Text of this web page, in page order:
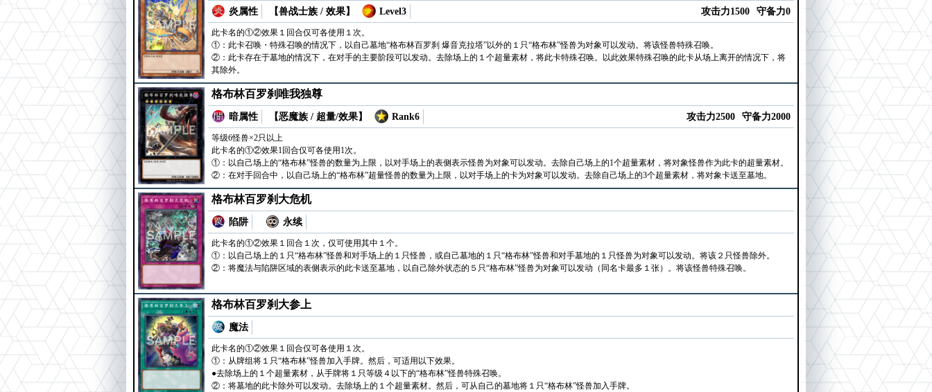
炎属性 【兽战士族 / 效果】 Level3 攻击力1500 守备力0
此卡名的①②效果１回合仅可各使用１次。
①：此卡召唤・特殊召唤的情况下，以自己墓地“格布林百罗刹 爆音克拉塔”以外的１只“格布林”怪兽为对象可以发动。将该怪兽特殊召唤。
②：此卡存在于墓地的情况下，在对手的主要阶段可以发动。去除场上的１个超量素材，将此卡特殊召唤。以此效果特殊召唤的此卡从场上离开的情况下，将
其除外。
格布林百罗刹唯我独尊
暗属性 【恶魔族 / 超量/效果】 Rank6 攻击力2500 守备力2000
等级6怪兽×2只以上
此卡名的①②效果1回合仅可各使用1次。
①：以自己场上的“格布林”怪兽的数量为上限，以对手场上的表侧表示怪兽为对象可以发动。去除自己场上的1个超量素材，将对象怪兽作为此卡的超量素材。
②：在对手回合中，以自己场上的“格布林”超量怪兽的数量为上限，以对手场上的卡为对象可以发动。去除自己场上的3个超量素材，将对象卡送至墓地。
格布林百罗刹大危机
陷阱 永续
此卡名的①②效果１回合１次，仅可使用其中１个。
①：以自己场上的１只“格布林”怪兽和对手场上的１只怪兽，或自己墓地的１只“格布林”怪兽和对手墓地的１只怪兽为对象可以发动。将该２只怪兽除外。
②：将魔法与陷阱区域的表侧表示的此卡送至墓地，以自己除外状态的５只“格布林”怪兽为对象可以发动（同名卡最多１张）。将该怪兽特殊召唤。
格布林百罗刹大参上
魔法
此卡名的①②效果１回合仅可各使用１次。
①：从牌组将１只“格布林”怪兽加入手牌。然后，可适用以下效果。
●去除场上的１个超量素材，从手牌将１只等级４以下的“格布林”怪兽特殊召唤。
②：将墓地的此卡除外可以发动。去除场上的１个超量素材。然后，可从自己的墓地将１只“格布林”怪兽加入手牌。